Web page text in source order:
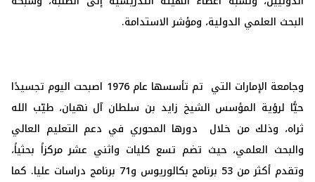
البحث العلمي الدولية، ومؤشر الاستدامة.
وجامعة الإمارات التي تم تأسسها عام 1976 اصبحت اليوم تجسيدًا
حيًّا لرؤية المؤسس الشيخ زايد بن سلطان آل نهيان، طيّب الله
ثراه، وذلك من خلال دورها المحوري في دعم التعليم العالي
والبحث العلمي، حيث تضم تسع كليات واثني عشر مركزاً بحثياً،
وتقدم أكثر من 53 برنامج بكالوريوس و71 برنامج دراسات عليا. كما